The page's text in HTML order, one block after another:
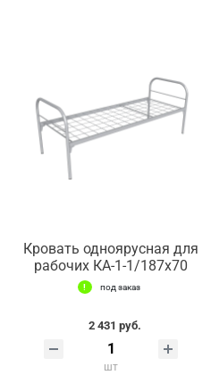
Кровать одноярусная для
рабочих КА-1-1/187х70
под заказ
2 431 руб.
шт